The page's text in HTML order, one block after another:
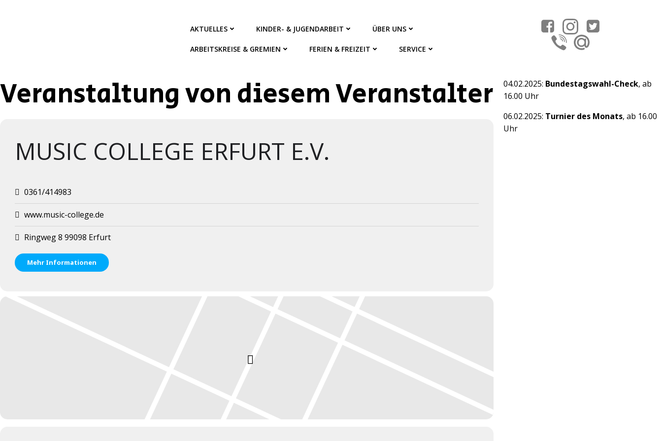
AKTUELLES KINDER- & JUGENDARBEIT ÜBER UNS
ARBEITSKREISE & GREMIEN FERIEN & FREIZEIT SERVICE
Veranstaltung von diesem Veranstalter
MUSIC COLLEGE ERFURT E.V.
0361/414983
www.music-college.de
Ringweg 8 99098 Erfurt
Mehr Informationen
04.02.2025: Bundestagswahl-Check, ab
16.00 Uhr
06.02.2025: Turnier des Monats, ab 16.00
Uhr